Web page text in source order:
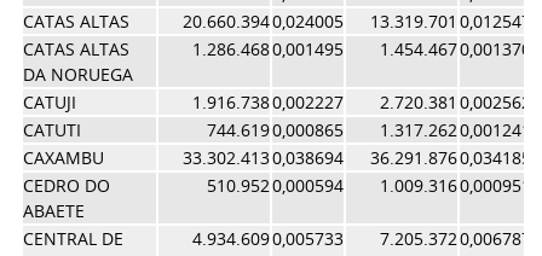
CATAS ALTAS
20.660.3940,024005 13.319.701 0,012547
CATAS ALTAS
DA NORUEGA
1.286.4680,001495 1.454.4670,001370
CATUJI 1.916.7380,002227 2.720.381 0,002562
CATUTI
744.6190,000865 1.317.2620,001241
CAXAMBU
33.302.4130,038694 36.291.8760,034185
CEDRO DO
ABAETE
510.9520,000594 1.009.3160,000951
CENTRAL DE
4.934.6090,005733 7.205.3720,006787